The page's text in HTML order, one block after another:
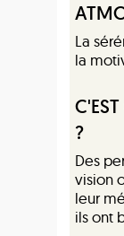
La
la
?
Des
vision
leur
ils ont